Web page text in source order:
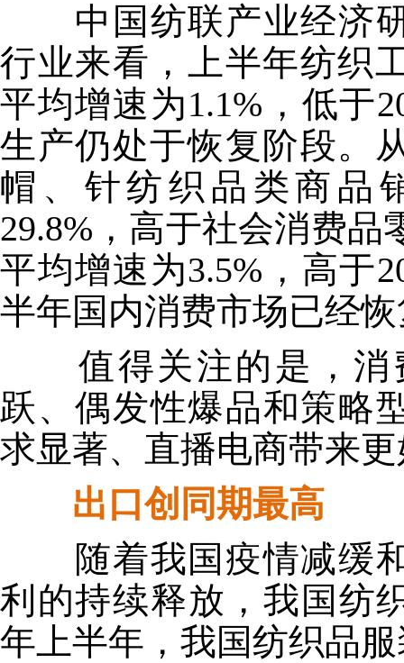
中国纺联产业经济研
行业来看，上半年纺织
平均增速为1.1%，低于
生产仍处于恢复阶段。
帽、针纺织品类商品
29.8%，高于社会消费
平均增速为3.5%，高于
半年国内消费市场已经
值得关注的是，消
跃、偶发性爆品和策略
求显著、直播电商带来
出口创同期最高
随着我国疫情减缓和
利的持续释放，我国纺
年上半年，我国纺织品